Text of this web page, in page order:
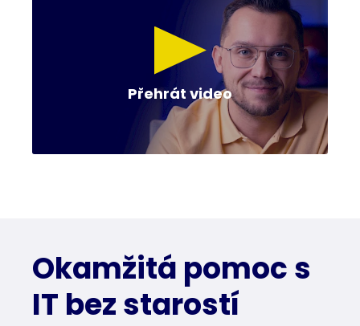
Přehrát video
Okamžitá pomoc s
IT bez starostí